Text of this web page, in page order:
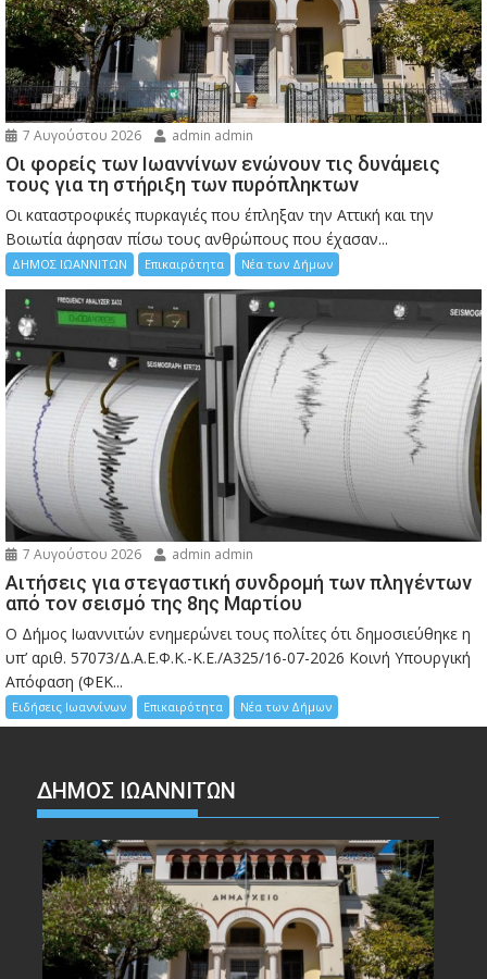
7 Αυγούστου 2026 admin admin
Οι φορείς των Ιωαννίνων ενώνουν τις δυνάμεις
τους για τη στήριξη των πυρόπληκτων
Οι καταστροφικές πυρκαγιές που έπληξαν την Αττική και την
Bοιωτία άφησαν πίσω τους ανθρώπους που έχασαν...
ΔΗΜΟΣ ΙΩΑΝΝΙΤΩΝ Επικαιρότητα Νέα των Δήμων
7 Αυγούστου 2026 admin admin
Αιτήσεις για στεγαστική συνδρομή των πληγέντων
από τον σεισμό της 8ης Μαρτίου
Ο Δήμος Ιωαννιτών ενημερώνει τους πολίτες ότι δημοσιεύθηκε η
υπ’ αριθ. 57073/Δ.Α.Ε.Φ.Κ.-Κ.Ε./Α325/16-07-2026 Κοινή Υπουργική
Απόφαση (ΦΕΚ...
Ειδήσεις Ιωαννίνων Επικαιρότητα Νέα των Δήμων
ΔΗΜΟΣ ΙΩΑΝΝΙΤΩΝ